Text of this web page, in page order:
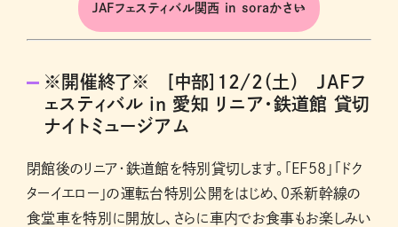
JAFフェスティバル関西 in soraかさい
※開催終了※ [中部]12/2（土） JAFフ
ェスティバル in 愛知 リニア・鉄道館 貸切
ナイトミュージアム
閉館後のリニア・鉄道館を特別貸切します。「EF58」「ドク
ターイエロー」の運転台特別公開をはじめ、0系新幹線の
食堂車を特別に開放し、さらに車内でお食事もお楽しみい